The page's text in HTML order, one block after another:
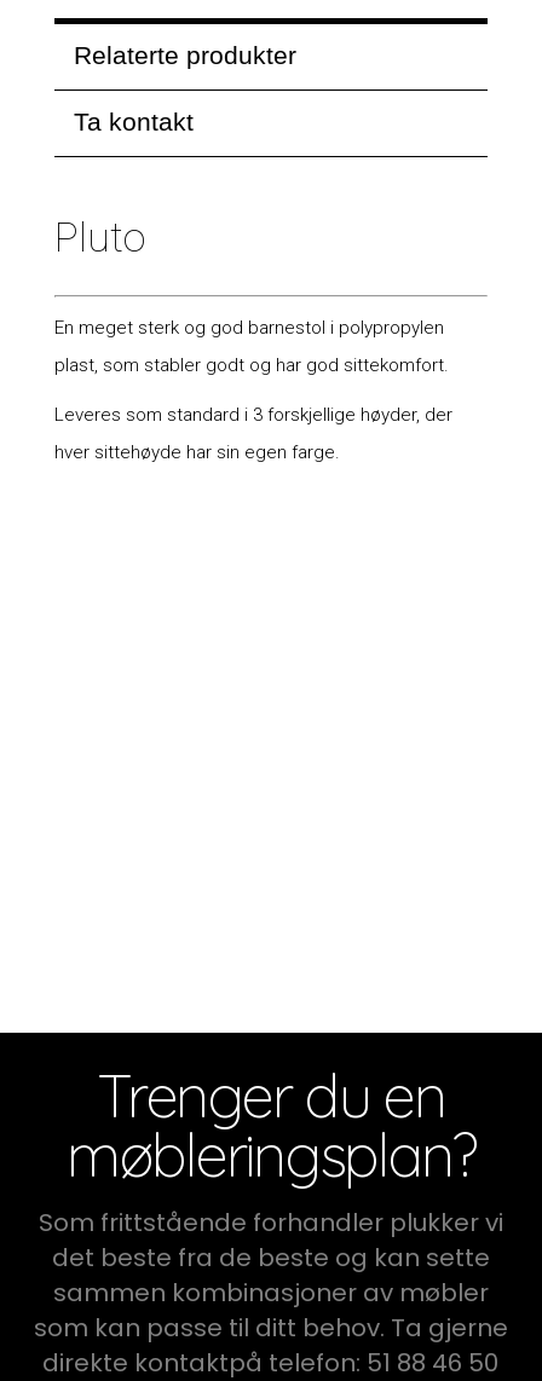
Relaterte produkter
Ta kontakt
Pluto
En meget sterk og god barnestol i polypropylen
plast, som stabler godt og har god sittekomfort.
Leveres som standard i 3 forskjellige høyder, der
hver sittehøyde har sin egen farge.
Trenger du en
møbleringsplan?
Som frittstående forhandler plukker vi
det beste fra de beste og kan sette
sammen kombinasjoner av møbler
som kan passe til ditt behov. Ta gjerne
direkte kontaktpå telefon: 51 88 46 50